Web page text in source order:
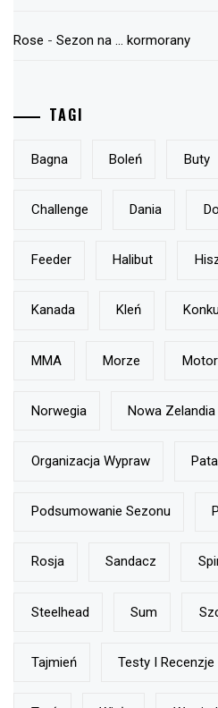
Rose - Sezon na … kormorany
TAGI
Bagna Boleń Buty
Challenge Dania
Feeder Halibut
Kanada Kleń
MMA Morze
Norwegia Nowa Zelandia
Organizacja Wypraw
Podsumowanie Sezonu
Rosja Sandacz
Steelhead Sum
Tajmień Testy I Recenzje